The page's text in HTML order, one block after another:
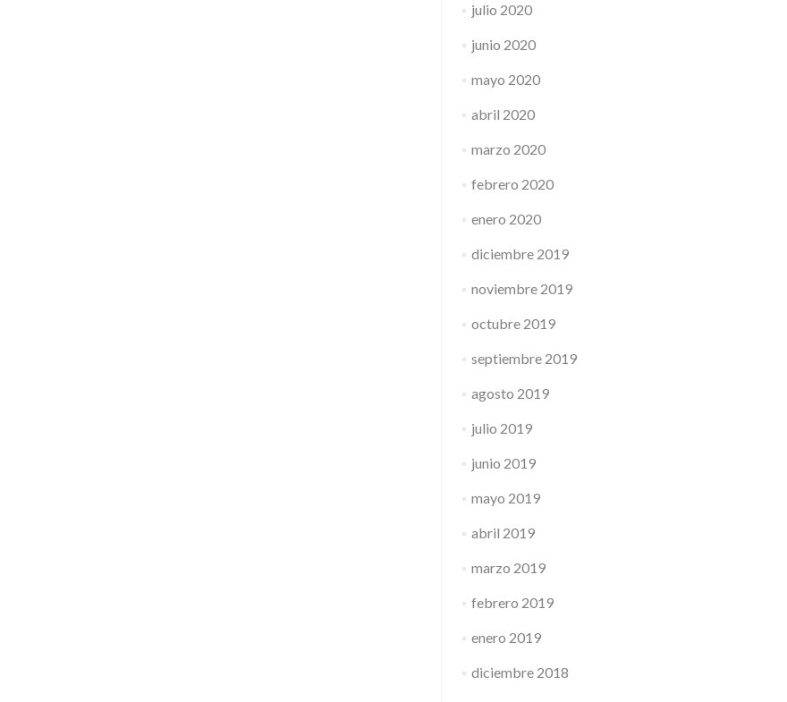
julio 2020
junio 2020
mayo 2020
abril 2020
marzo 2020
febrero 2020
enero 2020
diciembre 2019
noviembre 2019
octubre 2019
septiembre 2019
agosto 2019
julio 2019
junio 2019
mayo 2019
abril 2019
marzo 2019
febrero 2019
enero 2019
diciembre 2018